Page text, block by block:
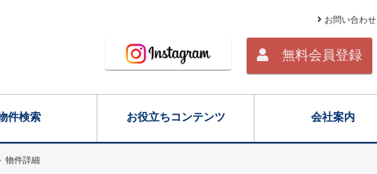
無料会員登録
お問い合わせ
件検索 お役立ちコンテンツ 会社案内
物件詳細